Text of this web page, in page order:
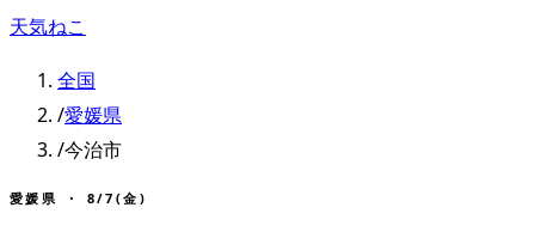
天気ねこ
全国
/愛媛県
/今治市
愛媛県 ・ 8/7(金)